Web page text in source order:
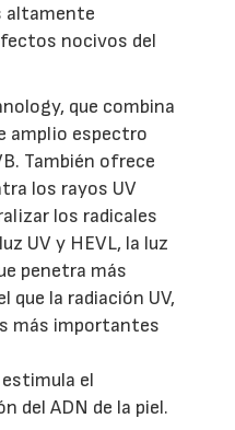
altamente
nocivos del
que combina
amplio espectro
También ofrece
los rayos UV
los radicales
UV y HEVL, la luz
penetra más
que la radiación UV,
más importantes
el
del ADN de la piel.